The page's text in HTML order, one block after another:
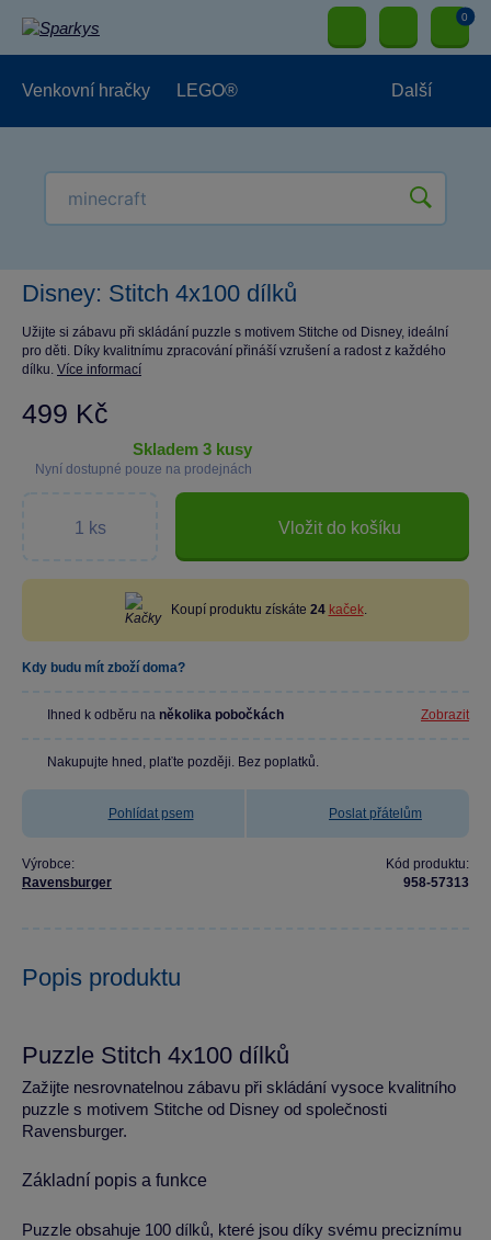
0
Venkovní hračky LEGO® Další
Disney: Stitch 4x100 dílků
Užijte si zábavu při skládání puzzle s motivem Stitche od Disney, ideální
pro děti. Díky kvalitnímu zpracování přináší vzrušení a radost z každého
dílku. Více informací
499 Kč
skladem 3 kusy
Nyní dostupné pouze na prodejnách
Vložit do košíku
Koupí produktu získáte 24 kaček.
Kdy budu mít zboží doma?
Ihned k odběru na několika pobočkách Zobrazit
Nakupujte hned, plaťte později. Bez poplatků.
Pohlídat psem Poslat přátelům
Výrobce:
Ravensburger
Kód produktu:
958-57313
Popis produktu
Puzzle Stitch 4x100 dílků
Zažijte nesrovnatelnou zábavu při skládání vysoce kvalitního
puzzle s motivem Stitche od Disney od společnosti
Ravensburger.
Základní popis a funkce
Puzzle obsahuje 100 dílků, které jsou díky svému preciznímu